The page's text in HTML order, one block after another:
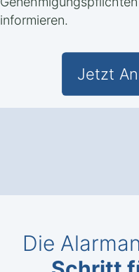
informieren.
Jetzt
Die